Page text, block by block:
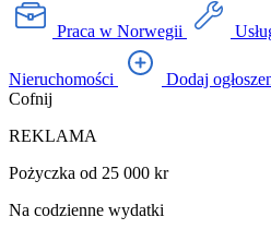
Praca w Norwegii
Nieruchomości Dodaj
Cofnij
REKLAMA
Pożyczka od 25 000 kr
Na codzienne wydatki